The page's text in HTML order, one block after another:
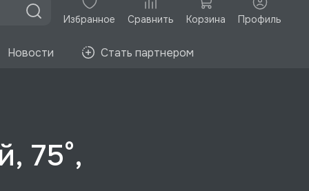
Избранное Сравнить Корзина Профиль
Новости Стать партнером
75°,